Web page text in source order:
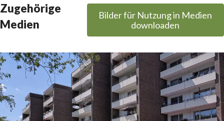
Pressesprecherinjutta.morrien@sahle.de
Zugehörige
Medien
Bilder für Nutzung in Medien
downloaden